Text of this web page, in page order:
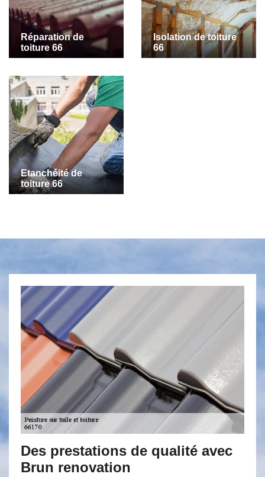
Réparation de
toiture 66
Isolation de toiture
66
Etanchéité de
toiture 66
de qualité avec
Appliquer une